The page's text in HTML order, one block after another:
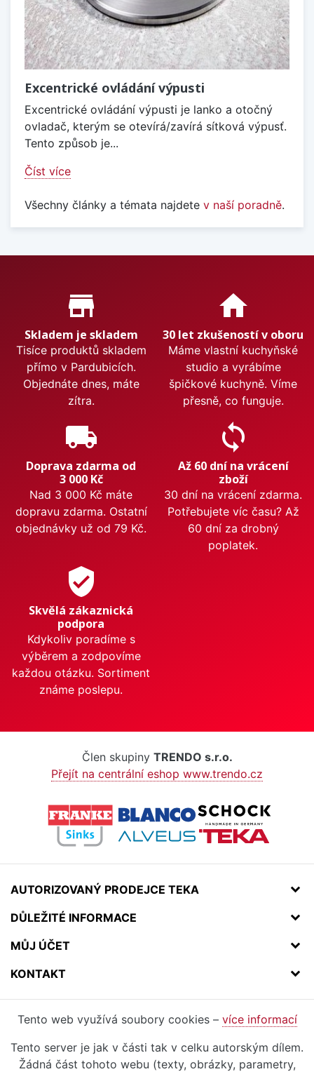
Excentrické ovládání výpusti
Excentrické ovládání výpusti je lanko a otočný
ovladač, kterým se otevírá/zavírá sítková výpusť.
Tento způsob je...
Číst více
Všechny články a témata najdete v naší poradně.
Proč nakupovat u nás?
store_mall_directory
Skladem je skladem
Tisíce produktů skladem
přímo v Pardubicích.
Objednáte dnes, máte
zítra.
home
30 let zkušeností v oboru
Máme vlastní kuchyňské
studio a vyrábíme
špičkové kuchyně. Víme
přesně, co funguje.
local_shipping
Doprava zdarma od
3 000 Kč
Nad 3 000 Kč máte
dopravu zdarma. Ostatní
objednávky už od 79 Kč.
sync
Až 60 dní na vrácení
zboží
30 dní na vrácení zdarma.
Potřebujete víc času? Až
60 dní za drobný
poplatek.
verified_user
Skvělá zákaznická
podpora
Kdykoliv poradíme s
výběrem a zodpovíme
každou otázku. Sortiment
známe poslepu.
Člen skupiny TRENDO s.r.o.
Přejít na centrální eshop www.trendo.cz
AUTORIZOVANÝ PRODEJCE TEKA
DŮLEŽITÉ INFORMACE
MŮJ ÚČET
KONTAKT
Tento web využívá soubory cookies – více informací
Tento server je jak v části tak v celku autorským dílem.
Žádná část tohoto webu (texty, obrázky, parametry,